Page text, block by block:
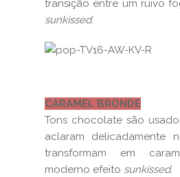
transição entre um ruivo
sunkissed.
CARAMEL BRONDE
Tons chocolate são
aclaram delicadamente
transformam em
moderno efeito sunkissed.